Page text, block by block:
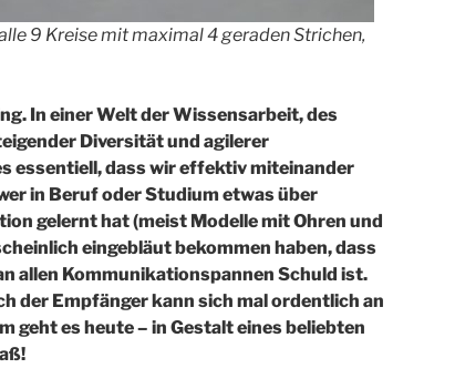
9 Kreise mit maximal 4 geraden Strichen,
In einer Welt der Wissensarbeit, des
Diversität und agilerer
essentiell, dass wir effektiv miteinander
in Beruf oder Studium etwas über
gelernt hat (meist Modelle mit Ohren und
eingebläut bekommen haben, dass
allen Kommunikationspannen Schuld ist.
der Empfänger kann sich mal ordentlich an
geht es heute – in Gestalt eines beliebten